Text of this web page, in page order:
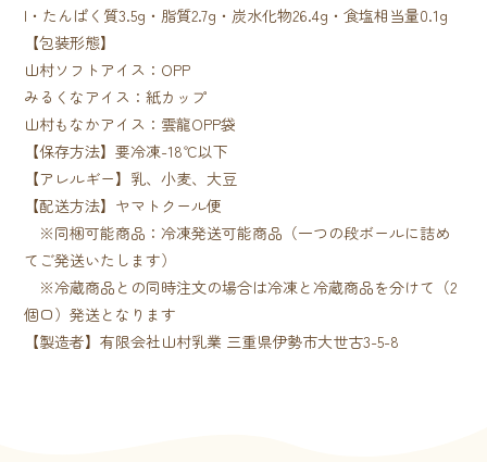
l・たんぱく質3.5g・脂質2.7g・炭水化物26.4g・食塩相当量0.1g
【包装形態】
山村ソフトアイス：OPP
みるくなアイス：紙カップ
山村もなかアイス：雲龍OPP袋
【保存方法】要冷凍-18℃以下
【アレルギー】乳、小麦、大豆
【配送方法】ヤマトクール便
※同梱可能商品：冷凍発送可能商品（一つの段ボールに詰め
てご発送いたします）
※冷蔵商品との同時注文の場合は冷凍と冷蔵商品を分けて（2
個口）発送となります
【製造者】有限会社山村乳業 三重県伊勢市大世古3-5-8